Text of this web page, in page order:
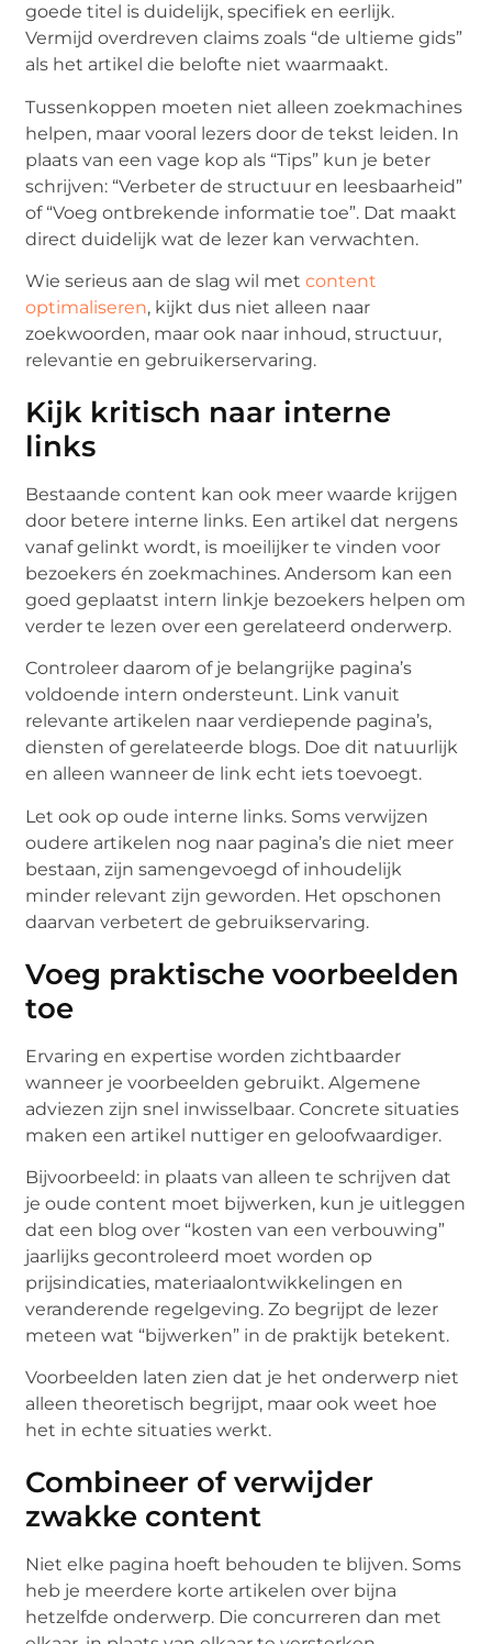
goede titel is duidelijk, specifiek en eerlijk.
Vermijd overdreven claims zoals “de ultieme gids”
als het artikel die belofte niet waarmaakt.
Tussenkoppen moeten niet alleen zoekmachines
helpen, maar vooral lezers door de tekst leiden. In
plaats van een vage kop als “Tips” kun je beter
schrijven: “Verbeter de structuur en leesbaarheid”
of “Voeg ontbrekende informatie toe”. Dat maakt
direct duidelijk wat de lezer kan verwachten.
Wie serieus aan de slag wil metcontent
optimaliseren, kijkt dus niet alleen naar
zoekwoorden, maar ook naar inhoud, structuur,
relevantie en gebruikerservaring.
Kijk kritisch naar interne
links
Bestaande content kan ook meer waarde krijgen
door betere interne links. Een artikel dat nergens
vanaf gelinkt wordt, is moeilijker te vinden voor
bezoekers én zoekmachines. Andersom kan een
goed geplaatst intern linkje bezoekers helpen om
verder te lezen over een gerelateerd onderwerp.
Controleer daarom of je belangrijke pagina’s
voldoende intern ondersteunt. Link vanuit
relevante artikelen naar verdiepende pagina’s,
diensten of gerelateerde blogs. Doe dit natuurlijk
en alleen wanneer de link echt iets toevoegt.
Let ook op oude interne links. Soms verwijzen
oudere artikelen nog naar pagina’s die niet meer
bestaan, zijn samengevoegd of inhoudelijk
minder relevant zijn geworden. Het opschonen
daarvan verbetert de gebruikservaring.
Voeg praktische voorbeelden
toe
Ervaring en expertise worden zichtbaarder
wanneer je voorbeelden gebruikt. Algemene
adviezen zijn snel inwisselbaar. Concrete situaties
maken een artikel nuttiger en geloofwaardiger.
Bijvoorbeeld: in plaats van alleen te schrijven dat
je oude content moet bijwerken, kun je uitleggen
dat een blog over “kosten van een verbouwing”
jaarlijks gecontroleerd moet worden op
prijsindicaties, materiaalontwikkelingen en
veranderende regelgeving. Zo begrijpt de lezer
meteen wat “bijwerken” in de praktijk betekent.
Voorbeelden laten zien dat je het onderwerp niet
alleen theoretisch begrijpt, maar ook weet hoe
het in echte situaties werkt.
Combineer of verwijder
zwakke content
Niet elke pagina hoeft behouden te blijven. Soms
heb je meerdere korte artikelen over bijna
hetzelfde onderwerp. Die concurreren dan met